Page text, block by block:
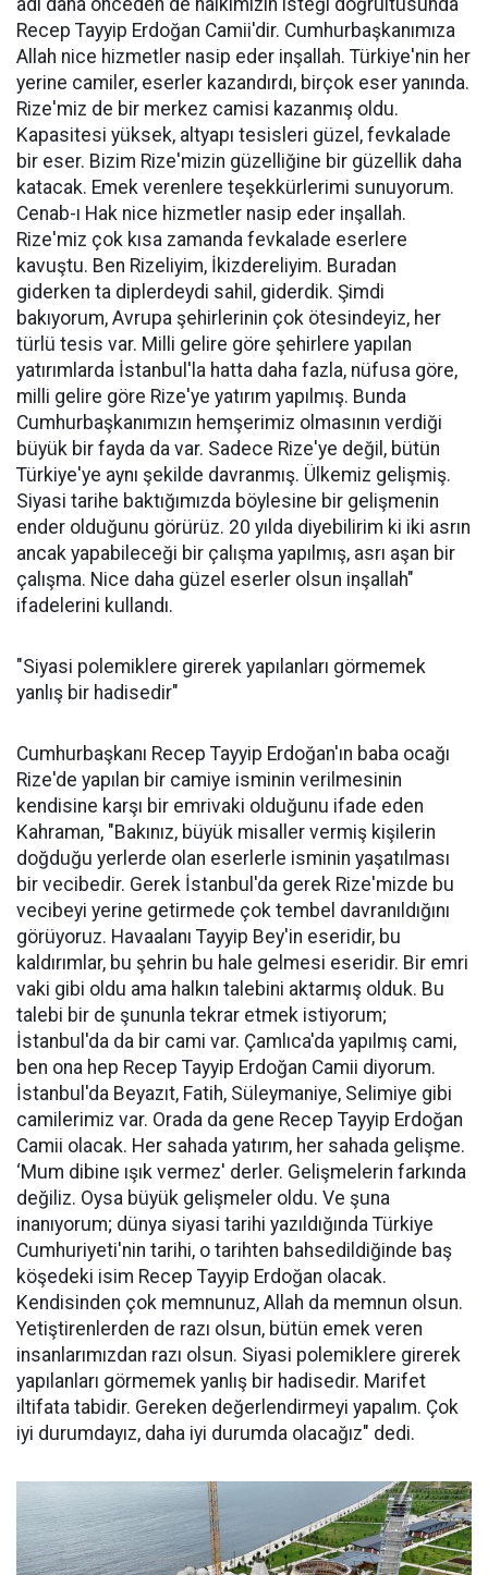
adı daha önceden de halkımızın isteği doğrultusunda
Recep Tayyip Erdoğan Camii'dir. Cumhurbaşkanımıza
Allah nice hizmetler nasip eder inşallah. Türkiye'nin her
yerine camiler, eserler kazandırdı, birçok eser yanında.
Rize'miz de bir merkez camisi kazanmış oldu.
Kapasitesi yüksek, altyapı tesisleri güzel, fevkalade
bir eser. Bizim Rize'mizin güzelliğine bir güzellik daha
katacak. Emek verenlere teşekkürlerimi sunuyorum.
Cenab-ı Hak nice hizmetler nasip eder inşallah.
Rize'miz çok kısa zamanda fevkalade eserlere
kavuştu. Ben Rizeliyim, İkizdereliyim. Buradan
giderken ta diplerdeydi sahil, giderdik. Şimdi
bakıyorum, Avrupa şehirlerinin çok ötesindeyiz, her
türlü tesis var. Milli gelire göre şehirlere yapılan
yatırımlarda İstanbul'la hatta daha fazla, nüfusa göre,
milli gelire göre Rize'ye yatırım yapılmış. Bunda
Cumhurbaşkanımızın hemşerimiz olmasının verdiği
büyük bir fayda da var. Sadece Rize'ye değil, bütün
Türkiye'ye aynı şekilde davranmış. Ülkemiz gelişmiş.
Siyasi tarihe baktığımızda böylesine bir gelişmenin
ender olduğunu görürüz. 20 yılda diyebilirim ki iki asrın
ancak yapabileceği bir çalışma yapılmış, asrı aşan bir
çalışma. Nice daha güzel eserler olsun inşallah"
ifadelerini kullandı.
"Siyasi polemiklere girerek yapılanları görmemek
yanlış bir hadisedir"
Cumhurbaşkanı Recep Tayyip Erdoğan'ın baba ocağı
Rize'de yapılan bir camiye isminin verilmesinin
kendisine karşı bir emrivaki olduğunu ifade eden
Kahraman, "Bakınız, büyük misaller vermiş kişilerin
doğduğu yerlerde olan eserlerle isminin yaşatılması
bir vecibedir. Gerek İstanbul'da gerek Rize'mizde bu
vecibeyi yerine getirmede çok tembel davranıldığını
görüyoruz. Havaalanı Tayyip Bey'in eseridir, bu
kaldırımlar, bu şehrin bu hale gelmesi eseridir. Bir emri
vaki gibi oldu ama halkın talebini aktarmış olduk. Bu
talebi bir de şununla tekrar etmek istiyorum;
İstanbul'da da bir cami var. Çamlıca'da yapılmış cami,
ben ona hep Recep Tayyip Erdoğan Camii diyorum.
İstanbul'da Beyazıt, Fatih, Süleymaniye, Selimiye gibi
camilerimiz var. Orada da gene Recep Tayyip Erdoğan
Camii olacak. Her sahada yatırım, her sahada gelişme.
‘Mum dibine ışık vermez' derler. Gelişmelerin farkında
değiliz. Oysa büyük gelişmeler oldu. Ve şuna
inanıyorum; dünya siyasi tarihi yazıldığında Türkiye
Cumhuriyeti'nin tarihi, o tarihten bahsedildiğinde baş
köşedeki isim Recep Tayyip Erdoğan olacak.
Kendisinden çok memnunuz, Allah da memnun olsun.
Yetiştirenlerden de razı olsun, bütün emek veren
insanlarımızdan razı olsun. Siyasi polemiklere girerek
yapılanları görmemek yanlış bir hadisedir. Marifet
iltifata tabidir. Gereken değerlendirmeyi yapalım. Çok
iyi durumdayız, daha iyi durumda olacağız" dedi.